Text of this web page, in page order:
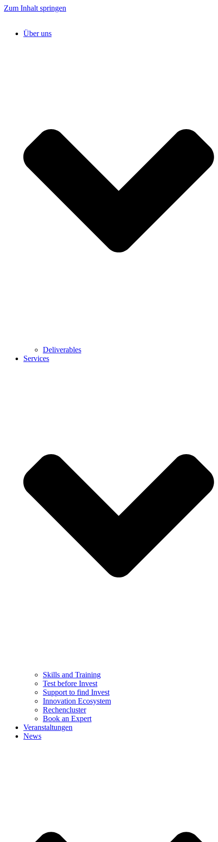
Zum Inhalt springen
Über uns
Deliverables
Services
Skills and Training
Test before Invest
Support to find Invest
Innovation Ecosystem
Rechencluster​
Book an Expert
Veranstaltungen
News